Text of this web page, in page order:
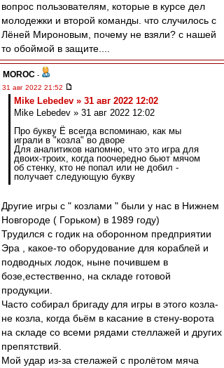
вопрос пользователям, которые в курсе дел
молодежки и второй команды. что случилось с
Лёней Мироновым, почему не взяли? с нашей
то обоймой в защите....
MOROC -
31 авг 2022 21:52
Mike Lebedev » 31 авг 2022 12:02
Mike Lebedev » 31 авг 2022 12:02
Про букву Ё всегда вспоминаю, как мы
играли в "козла" во дворе
Для аналитиков напомню, что это игра для
двоих-троих, когда поочередно бьют мячом
об стенку, кто не попал или не добил -
получает следующую букву
Другие игры с " козлами " были у нас в Нижнем
Новгороде ( Горьком) в 1989 году)
Трудился с годик на оборонном предприятии
Эра , какое-то оборудование для кораблей и
подводных лодок, ныне почившем в
бозе,естественно, на складе готовой
продукции.
Часто собирал бригаду для игры в этого козла-
не козла, когда бьём в касание в стену-ворота
на складе со всеми рядами стеллажей и других
препятствий.
Мой удар из-за стелажей с пролётом мяча